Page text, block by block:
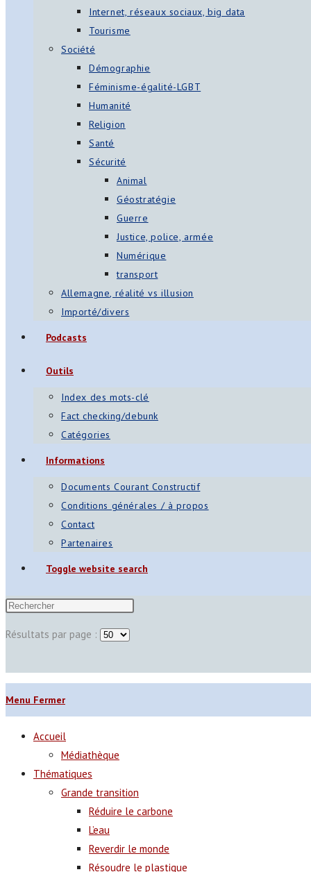
Internet, réseaux sociaux, big data
Tourisme
Société
Démographie
Féminisme-égalité-LGBT
Humanité
Religion
Santé
Sécurité
Animal
Géostratégie
Guerre
Justice, police, armée
Numérique
transport
Allemagne, réalité vs illusion
Importé/divers
Podcasts
Outils
Index des mots-clé
Fact checking/debunk
Catégories
Informations
Documents Courant Constructif
Conditions générales / à propos
Contact
Partenaires
Toggle website search
Résultats par page :
Menu Fermer
Accueil
Médiathèque
Thématiques
Grande transition
Réduire le carbone
L’eau
Reverdir le monde
Résoudre le plastique